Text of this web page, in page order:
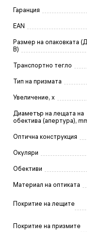
Гаранция
EAN
Размер на опаковката
В)
Транспортно тегло
Тип на призмата
Увеличение, x
Диаметър на лещата на
обектива (апертура),
Оптична конструкция
Окуляри
Обективи
Материал на оптиката
Покритие на лещите
Покритие на призмите